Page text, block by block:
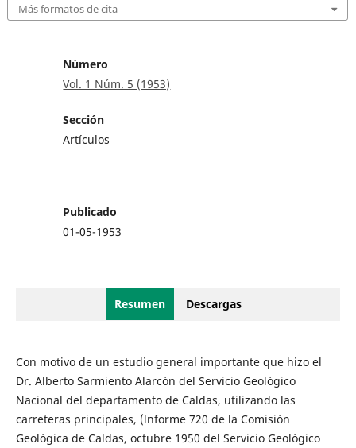
Más formatos de cita
Número
Vol. 1 Núm. 5 (1953)
Sección
Artículos
Publicado
01-05-1953
Resumen Descargas
Con motivo de un estudio general importante que hizo el
Dr. Alberto Sarmiento Alarcón del Servicio Geológico
Nacional del departamento de Caldas, utilizando las
carreteras principales, (lnforme 720 de la Comisión
Geológica de Caldas, octubre 1950 del Servicio Geológico